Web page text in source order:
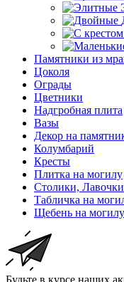
Памятники из
Цоколя
Ограды
Цветники
Надгробная плита
Вазы
Декор на
Колумбарий
Кресты
Плитка на могилу
Столики, Лавочки
Табличка на
Щебень на могилу
Будьте в курсе наших